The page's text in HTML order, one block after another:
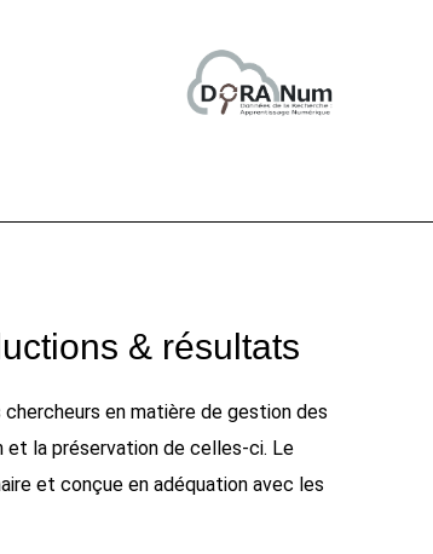
& résultats
en matière de gestion des
et la préservation de celles-ci. Le
et conçue en adéquation avec les